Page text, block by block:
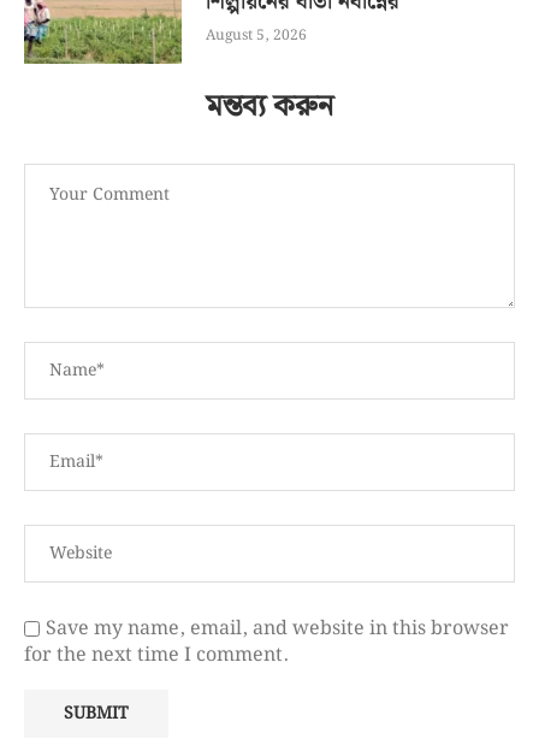
August 5, 2026
মন্তব্য করুন
Save my name, email, and website in this browser
for the next time I comment.